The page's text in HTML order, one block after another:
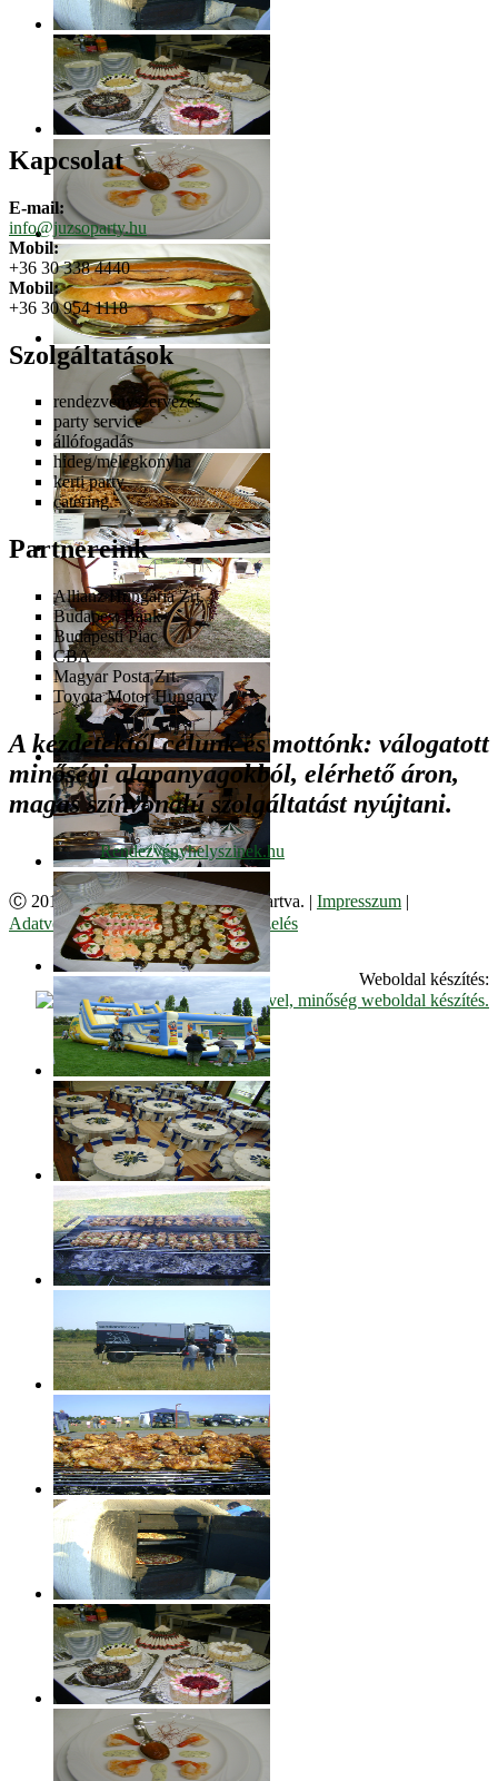
Kapcsolat
E-mail:
info@juzsoparty.hu
Mobil:
+36 30 338 4440
Mobil:
+36 30 954 1118
Szolgáltatások
rendezvényszervezés
party service
állófogadás
hideg/melegkonyha
kerti party
catering
Partnereink
Allianz Hungária Zrt.
Budapest Bank
Budapesti Piac
CBA
Magyar Posta Zrt.
Toyota Motor Hungary
A kezdetektől célunk és mottónk: válogatott
minőségi alapanyagokból, elérhető áron,
magas színvonalú szolgáltatást nyújtani.
Ⓒ 2017. Juzso Bt. Minden jog fenntartva. | Impresszum |
Adatvédelmi Szabályzat|Cookie kezelés
Weboldal készítés: